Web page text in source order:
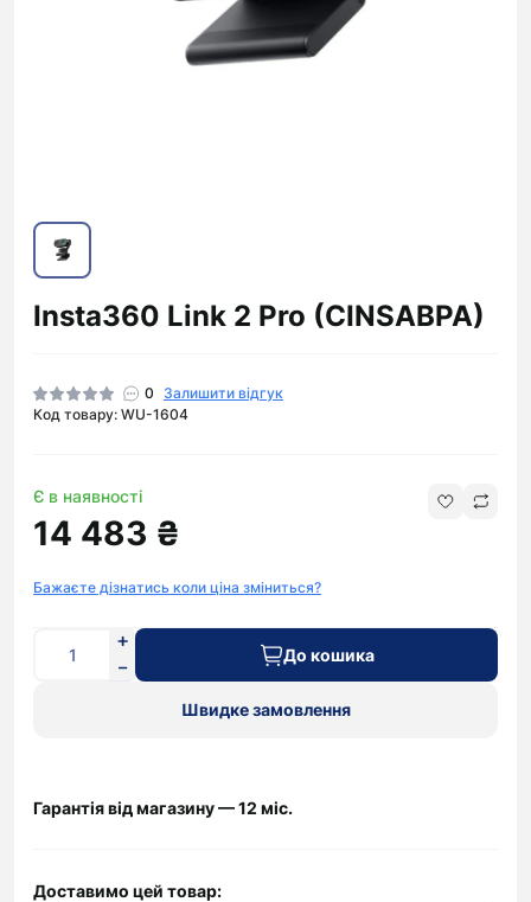
Insta360 Link 2 Pro (CINSABPA)
0
Залишити відгук
Код товару: WU-1604
Є в наявності
14 483 ₴
Бажаєте дізнатись коли ціна зміниться?
До кошика
Швидке замовлення
Гарантія від магазину — 12 міс.
Доставимо цей товар: